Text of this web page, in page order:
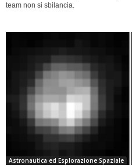
team non si sbilancia.
Astronautica ed Esplorazione Spaziale